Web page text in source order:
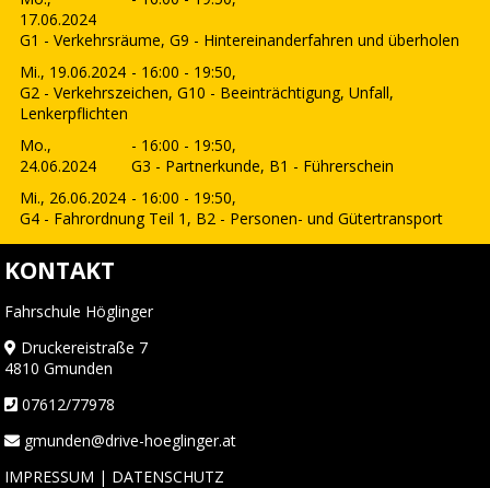
17.06.2024
G1 - Verkehrsräume, G9 - Hintereinanderfahren und überholen
Mi., 19.06.2024 - 16:00 - 19:50,
G2 - Verkehrszeichen, G10 - Beeinträchtigung, Unfall,
Lenkerpflichten
Mo.,
24.06.2024
- 16:00 - 19:50,
G3 - Partnerkunde, B1 - Führerschein
Mi., 26.06.2024 - 16:00 - 19:50,
G4 - Fahrordnung Teil 1, B2 - Personen- und Gütertransport
KONTAKT
Fahrschule Höglinger
Druckereistraße 7
4810 Gmunden
07612/77978
gmunden@drive-hoeglinger.at
IMPRESSUM | DATENSCHUTZ